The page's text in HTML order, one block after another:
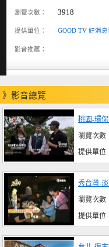
瀏覽次數： 3918
提供單位： GOOD TV 好消息
影音推薦：
》影音總覽
桃園-環
瀏覽次數
提供單位
秀台灣-
瀏覽次數
提供單位